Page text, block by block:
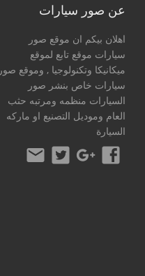
عن صور سيارات
اهلان بيكم ان موقع صور
سيارات موقع تابع لموقع
ميكانيكا وتكنولوجيا , وموقع صور
سيارات خاص بنشر صور
السيارات منظمه ومرتبه حثب
العام وموديل التصنيع او ماركه
السيارة